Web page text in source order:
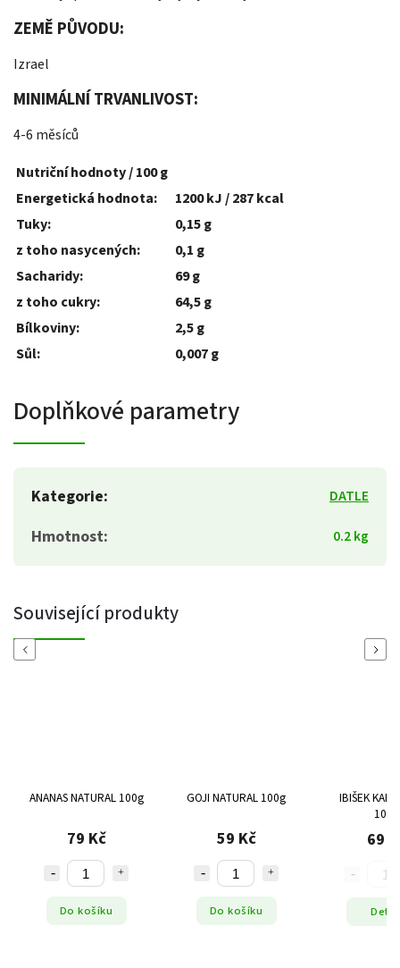
ZEMĚ PŮVODU:
Izrael
MINIMÁLNÍ TRVANLIVOST:
4-6 měsíců
Nutriční hodnoty / 100 g
Energetická hodnota:
1200 kJ / 287 kcal
Tuky:
0,15 g
z toho nasycených:
0,1 g
Sacharidy:
69 g
z toho cukry:
64,5 g
Bílkoviny:
2,5 g
Sůl:
0,007 g
Doplňkové parametry
Kategorie: DATLE
Hmotnost: 0.2 kg
Související produkty
Previous
ANANAS NATURAL 100g
79 Kč
Do košíku
GOJI NATURAL 100g
59 Kč
Do košíku
IBIŠEK
100g
69
Next